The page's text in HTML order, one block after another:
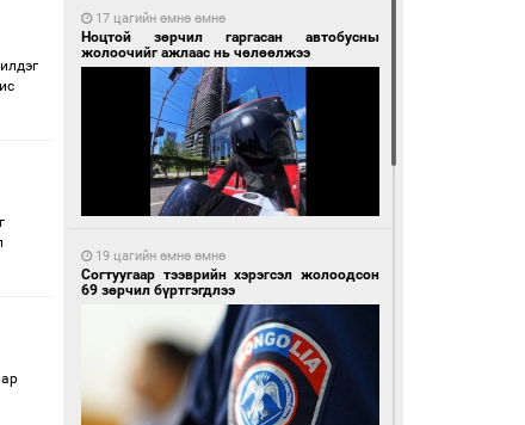
17 цагийн өмнө өмнө
Ноцтой зөрчил гаргасан автобусны
жолоочийг ажлаас нь чөлөөлжээ
19 цагийн өмнө өмнө
Согтуугаар тээврийн хэрэгсэл жолоодсон
69 зөрчил бүртгэгдлээ